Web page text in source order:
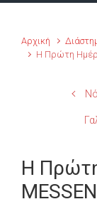
Αρχική
Η Πρώτη
Η